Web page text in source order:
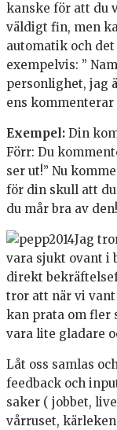
kanske för att du
väldigt fin, men
automatik och
exempelvis: ”
personlighet, jag
ens
Exempel: Din
Förr: Du
ser ut!” Nu
för din skull att
du mår bra av
Jag
vara sjukt ovant i
direkt
tror att när vi
kan prata om fler
vara lite gladare
Låt oss samlas
feedback och
saker ( jobbet,
vårruset,